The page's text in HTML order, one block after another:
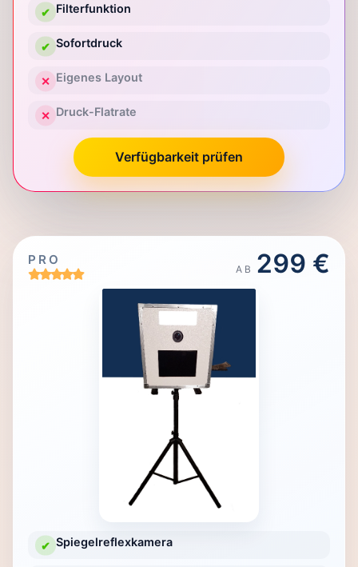
✔ Filterfunktion
✔ Sofortdruck
✕ Eigenes Layout
✕ Druck-Flatrate
Verfügbarkeit prüfen
PRO
AB 299 €
✔ Spiegelreflexkamera